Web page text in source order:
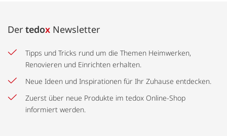
Der tedox Newsletter
Tipps und Tricks rund um die Themen Heimwerken,
Renovieren und Einrichten erhalten.
Neue Ideen und Inspirationen für Ihr Zuhause entdecken.
Zuerst über neue Produkte im tedox Online-Shop
informiert werden.